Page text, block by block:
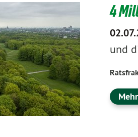
4
und
Mehr